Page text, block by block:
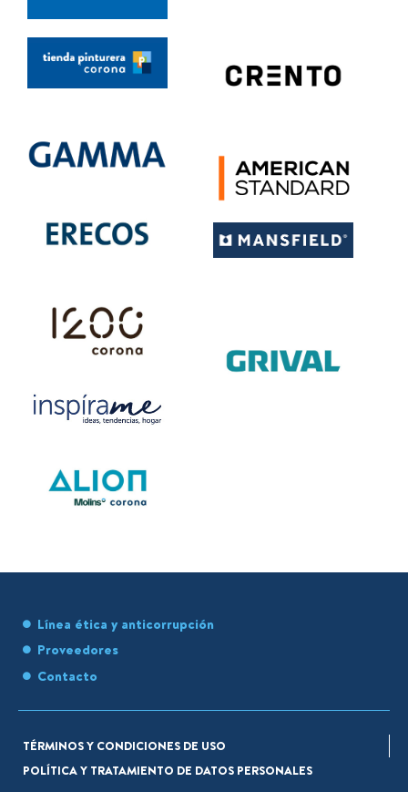
Línea ética y anticorrupción
Proveedores
Contacto
TÉRMINOS Y CONDICIONES DE USO
POLÍTICA Y TRATAMIENTO DE DATOS PERSONALES